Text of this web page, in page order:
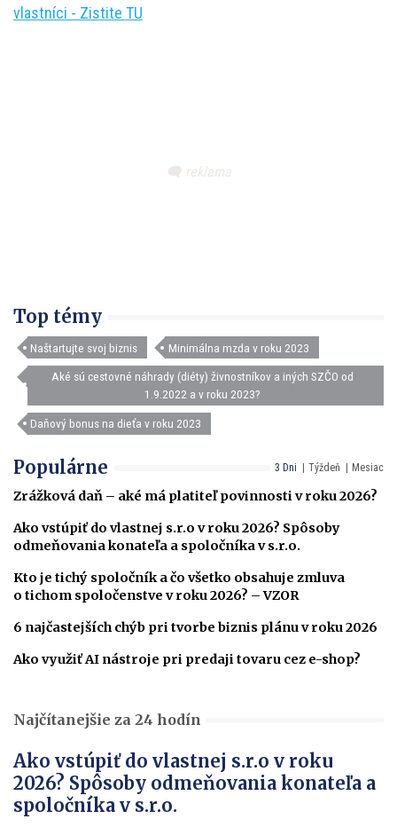
vlastníci - Zistite TU
Top témy
Naštartujte svoj biznis Minimálna mzda v roku 2023
Aké sú cestovné náhrady (diéty) živnostníkov a iných SZČO od
1.9.2022 a v roku 2023?
Daňový bonus na dieťa v roku 2023
3 Dni Týždeň Mesiac
Populárne
Zrážková daň – aké má platiteľ povinnosti v roku 2026?
Ako vstúpiť do vlastnej s.r.o v roku 2026? Spôsoby
odmeňovania konateľa a spoločníka v s.r.o.
Kto je tichý spoločník a čo všetko obsahuje zmluva
o tichom spoločenstve v roku 2026? – VZOR
6 najčastejších chýb pri tvorbe biznis plánu v roku 2026
Ako využiť AI nástroje pri predaji tovaru cez e-shop?
Najčítanejšie za 24 hodín
Ako vstúpiť do vlastnej s.r.o v roku
2026? Spôsoby odmeňovania konateľa a
spoločníka v s.r.o.